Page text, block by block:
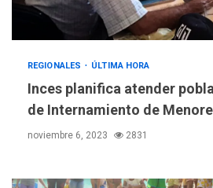
REGIONALES ÚLTIMA HORA
Inces planifica atender
de Internamiento de
noviembre 6, 2023 2831